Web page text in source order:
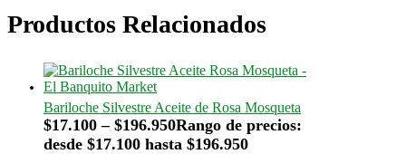
Productos Relacionados
Bariloche Silvestre Aceite de Rosa Mosqueta
$17.100 – $196.950Rango de precios:
desde $17.100 hasta $196.950